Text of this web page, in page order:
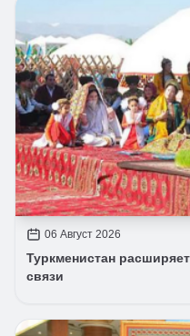
06 Август 2026
Туркменистан
связи